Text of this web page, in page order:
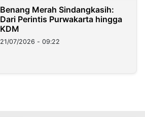
Benang Merah Sindangkasih:
Dari Perintis Purwakarta hingga
KDM
21/07/2026 - 09:22